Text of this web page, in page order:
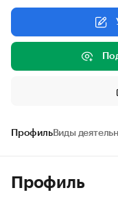
ПрофильВиды
Профиль